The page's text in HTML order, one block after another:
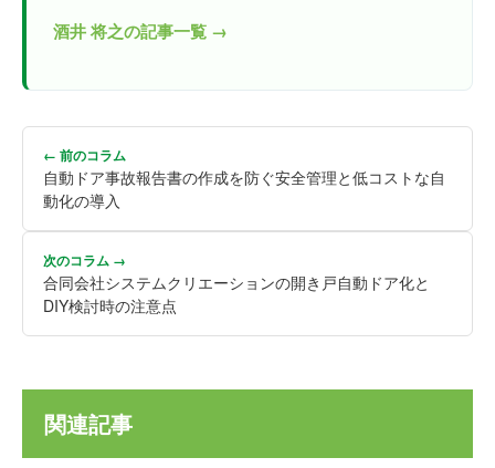
酒井 将之の記事一覧 →
← 前のコラム
自動ドア事故報告書の作成を防ぐ安全管理と低コストな自
動化の導入
次のコラム →
合同会社システムクリエーションの開き戸自動ドア化と
DIY検討時の注意点
関連記事